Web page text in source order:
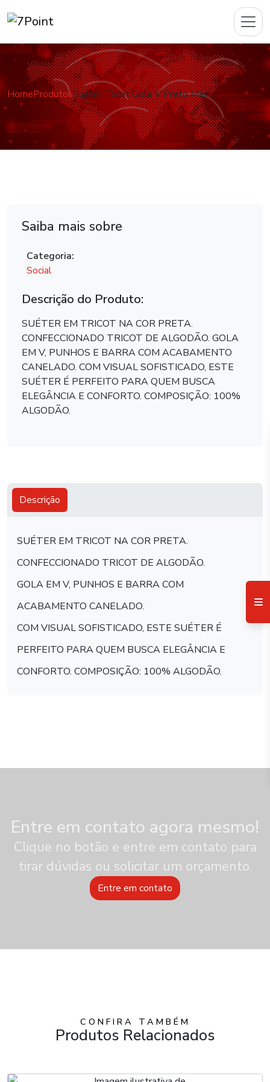
HomeProdutosSuéter Tricot Gola V Preto Masc
Saiba mais sobre
Categoria:
Social
Descrição do Produto:
SUÉTER EM TRICOT NA COR PRETA.
CONFECCIONADO TRICOT DE ALGODÃO. GOLA
EM V, PUNHOS E BARRA COM ACABAMENTO
CANELADO. COM VISUAL SOFISTICADO, ESTE
SUÉTER É PERFEITO PARA QUEM BUSCA
ELEGÂNCIA E CONFORTO. COMPOSIÇÃO: 100%
ALGODÃO.
Descrição
SUÉTER EM TRICOT NA COR PRETA.
CONFECCIONADO TRICOT DE ALGODÃO.
GOLA EM V, PUNHOS E BARRA COM
ACABAMENTO CANELADO.
COM VISUAL SOFISTICADO, ESTE SUÉTER É
PERFEITO PARA QUEM BUSCA ELEGÂNCIA E
CONFORTO. COMPOSIÇÃO: 100% ALGODÃO.
Entre em contato agora mesmo!
Clique no botão e entre em contato para
tirar dúvidas ou solicitar um orçamento.
Entre em contato
CONFIRA TAMBÉM
Produtos Relacionados